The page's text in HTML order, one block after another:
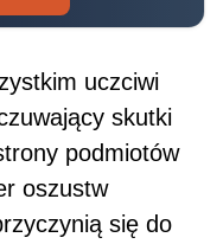
uczciwi
skutki
podmiotów
oszustw
się do